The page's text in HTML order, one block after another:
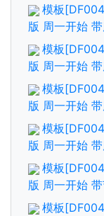
模板
版 周一开始
模板
版 周一开始
模板
版 周一开始
模板
版 周一开始
模板
版 周一开始
模板